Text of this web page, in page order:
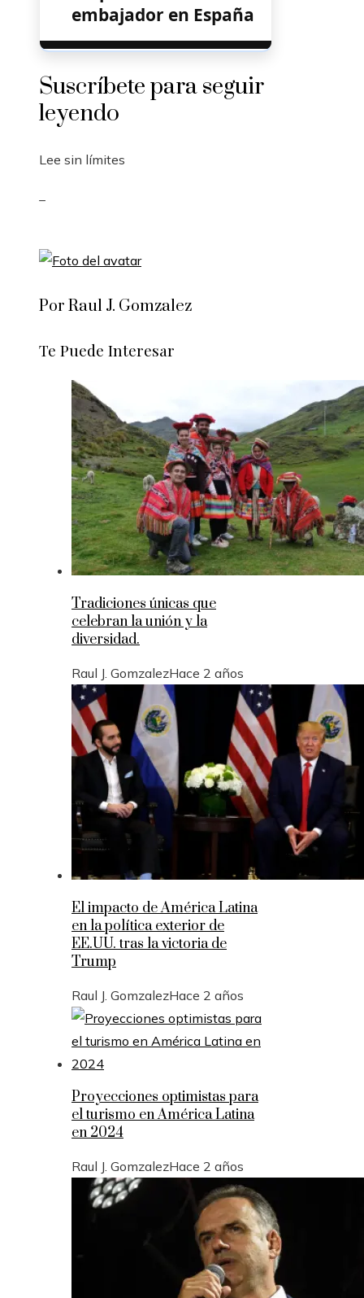
embajador en España
Suscríbete para seguir
leyendo
Lee sin límites
Por Raul J. Gomzalez
Te Puede Interesar
Tradiciones únicas que
celebran la unión y la
diversidad.
Raul J. GomzalezHace 2 años
El impacto de América Latina
en la política exterior de
EE.UU. tras la victoria de
Trump
Raul J. GomzalezHace 2 años
Proyecciones optimistas para
el turismo en América Latina
en 2024
Raul J. GomzalezHace 2 años